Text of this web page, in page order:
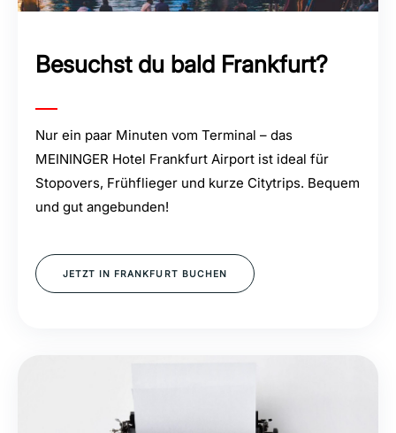
Besuchst du bald Frankfurt?
Nur ein paar Minuten vom Terminal – das
MEININGER Hotel Frankfurt Airport ist ideal für
Stopovers, Frühflieger und kurze Citytrips. Bequem
und gut angebunden!
JETZT IN FRANKFURT BUCHEN